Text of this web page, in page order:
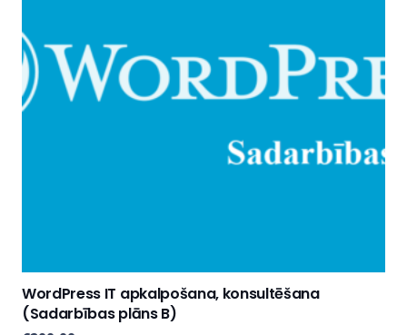
WordPress IT apkalpošana, konsultēšana
(Sadarbības plāns B)